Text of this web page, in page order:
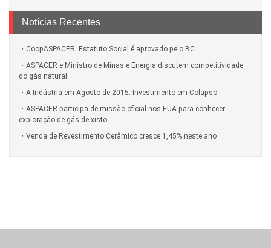
Notícias Recentes
CoopASPACER: Estatuto Social é aprovado pelo BC
ASPACER e Ministro de Minas e Energia discutem competitividade
do gás natural
A Indústria em Agosto de 2015: Investimento em Colapso
ASPACER participa de missão oficial nos EUA para conhecer
exploração de gás de xisto
Venda de Revestimento Cerâmico cresce 1,45% neste ano